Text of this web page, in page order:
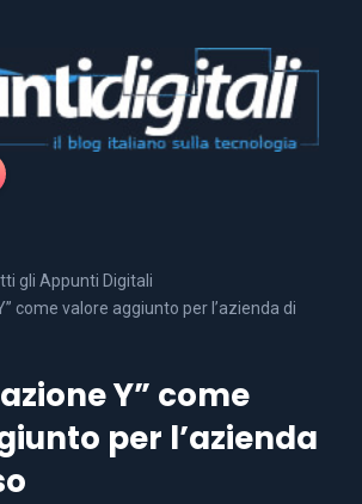
gli Appunti Digitali
come valore aggiunto per l’azienda di
Y” come
per l’azienda